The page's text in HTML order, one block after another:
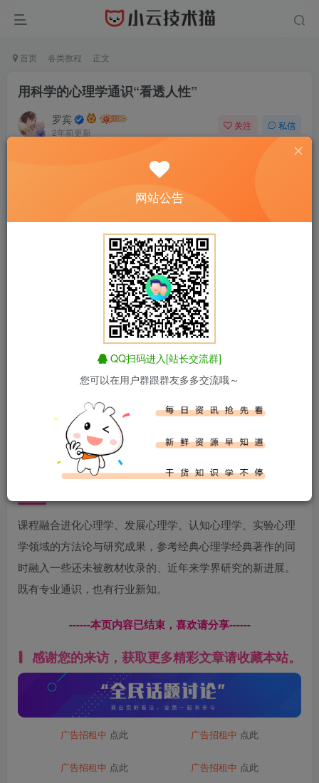
首页 各类教程 正文
用科学的心理学通识“看透人性”
罗宾
2年前更新
关注 私信
用科学的心理学通识“看透人性”
登录查看
正文开始阅读，请点击右上角“关注”按钮，关注作者
------正文内容展示，开始汲取新知识------
课程融合进化心理学、发展心理学、认知心理学、实验心理
学领域的方法论与研究成果，参考经典心理学经典著作的同
时融入一些还未被教材收录的、近年来学界研究的新进展。
既有专业通识，也有行业新知。
------本页内容已结束，喜欢请分享------
感谢您的来访，获取更多精彩文章请收藏本站。
广告招租中 点此 广告招租中 点此
广告招租中 点此 广告招租中 点此
网站公告
QQ扫码进入[站长交流群]
您可以在用户群跟群友多多交流哦～